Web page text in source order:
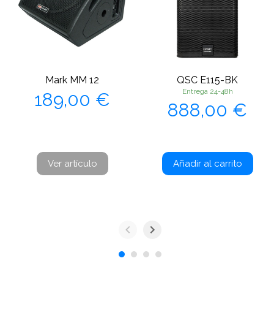
Mark MM 12
Precio
189,00 €
Ver artículo
QSC E115-BK
Entrega 24-48h
Precio
888,00 €
Añadir al carrito